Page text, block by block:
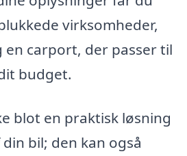
virksomheder,
en carport, der passer til
budget.
blot en praktisk løsning
bil; den kan også